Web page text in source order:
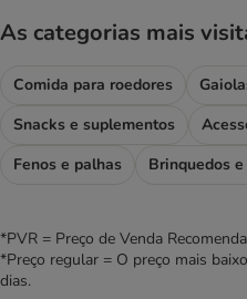
As categorias mais
Comida para roedores
Snacks e suplementos
Fenos e palhas
Brinquedos
*PVR = Preço de Venda
*Preço regular = O preço mais
dias.